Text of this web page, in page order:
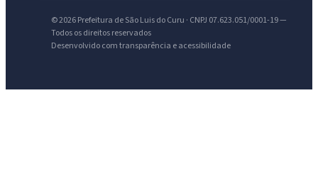
© 2026 Prefeitura de São Luis do Curu · CNPJ 07.623.051/0001-19 —
Todos os direitos reservados
Desenvolvido com transparência e acessibilidade
Olá. Pergunte sobre serviços, notícias, legislação, Diário Oficial,
licitações, estrutura ou transparência do município.